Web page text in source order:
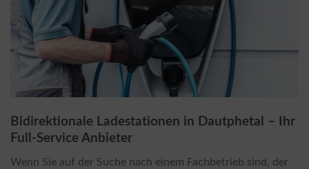
Bidirektionale Ladestationen in Dautphetal – Ihr
Full-Service Anbieter
Wenn Sie auf der Suche nach einem Fachbetrieb sind, der